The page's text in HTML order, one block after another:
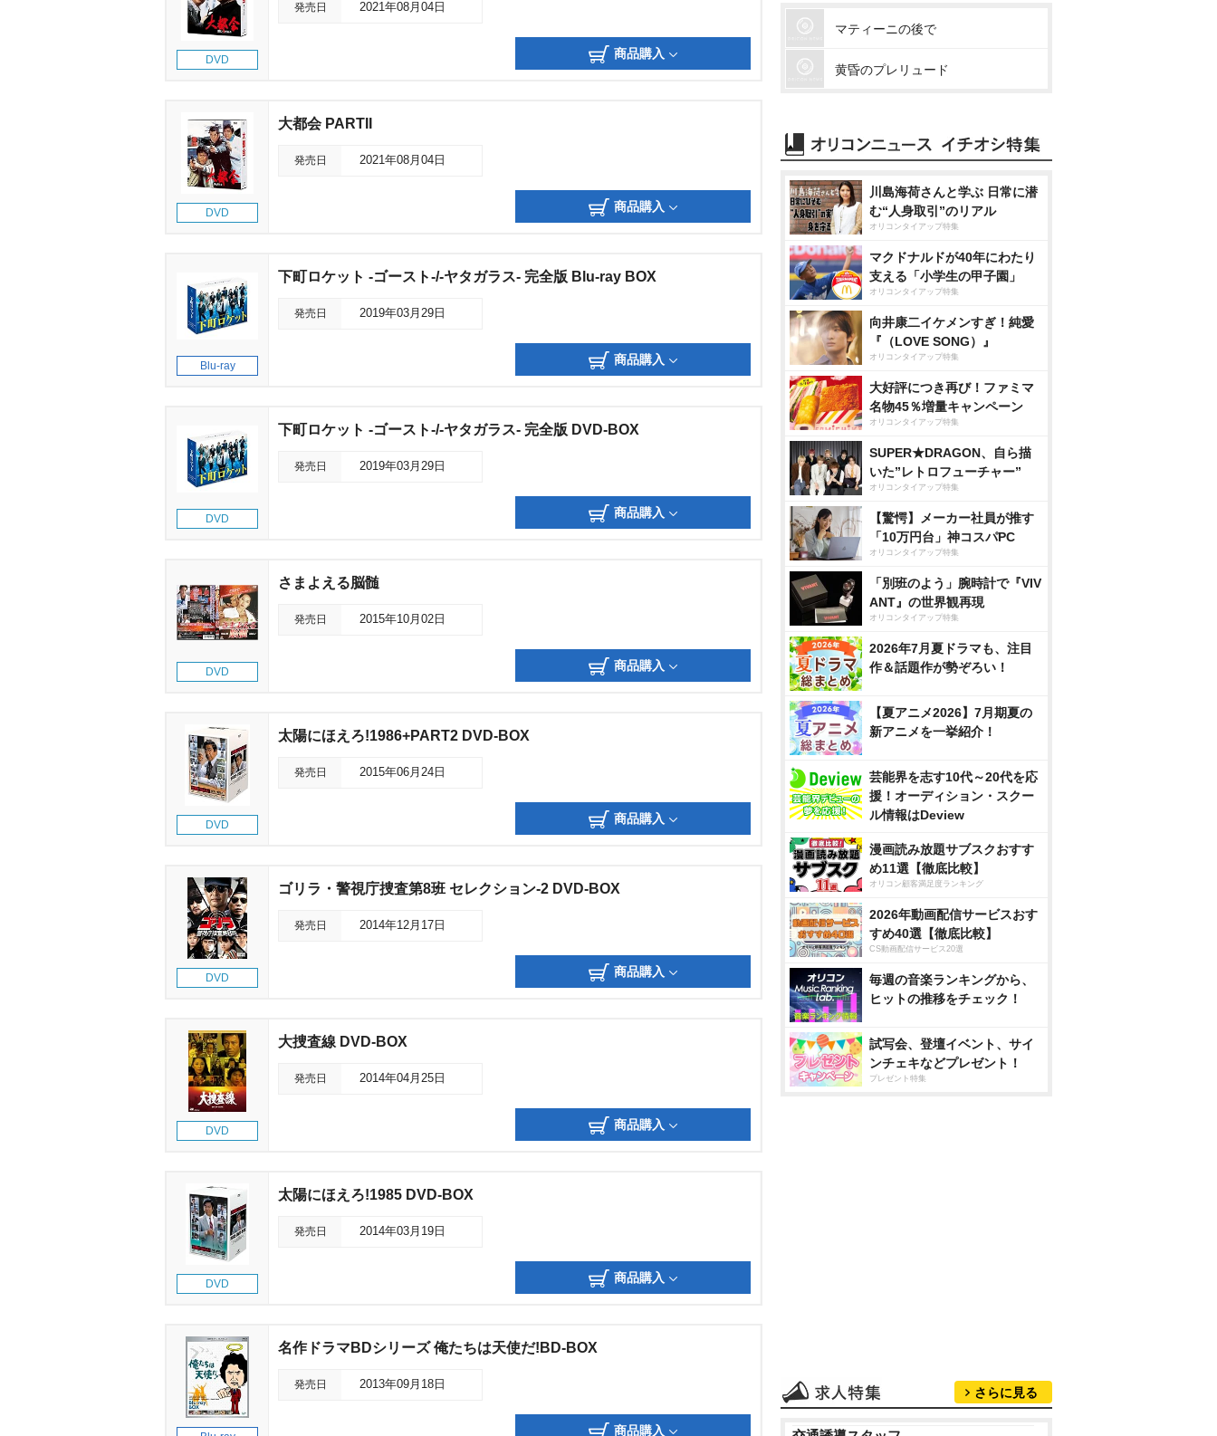
e
DVD
発売日 2021年08月04日
商品購入
DVD
大都会 PARTII
発売日 2021年08月04日
商品購入
Blu-ray
下町ロケット -ゴースト-/-ヤタガラス- 完全版 Blu-ray BOX
発売日 2019年03月29日
商品購入
DVD
下町ロケット -ゴースト-/-ヤタガラス- 完全版 DVD-BOX
発売日 2019年03月29日
商品購入
DVD
さまよえる脳髄
発売日 2015年10月02日
商品購入
DVD
太陽にほえろ!1986+PART2 DVD-BOX
発売日 2015年06月24日
商品購入
DVD
ゴリラ・警視庁捜査第8班 セレクション-2 DVD-BOX
発売日 2014年12月17日
商品購入
DVD
大捜査線 DVD-BOX
発売日 2014年04月25日
商品購入
DVD
太陽にほえろ!1985 DVD-BOX
発売日 2014年03月19日
商品購入
名作ドラマBDシリーズ 俺たちは天使だ!BD-BOX
発売日 2013年09月18日
商品購入
マティーニの後で
黄昏のプレリュード
川島海荷さんと学ぶ 日常に潜
む“人身取引”のリアル
オリコンタイアップ特集
マクドナルドが40年にわたり
支える「小学生の甲子園」
オリコンタイアップ特集
向井康二イケメンすぎ！純愛
『（LOVE SONG）』
オリコンタイアップ特集
大好評につき再び！ファミマ
名物45％増量キャンペーン
オリコンタイアップ特集
SUPER★DRAGON、自ら描
いた”レトロフューチャー”
オリコンタイアップ特集
【驚愕】メーカー社員が推す
「10万円台」神コスパPC
オリコンタイアップ特集
「別班のよう」腕時計で『VIV
ANT』の世界観再現
オリコンタイアップ特集
2026年7月夏ドラマも、注目
作＆話題作が勢ぞろい！
【夏アニメ2026】7月期夏の
新アニメを一挙紹介！
芸能界を志す10代～20代を応
援！オーディション・スクー
ル情報はDeview
漫画読み放題サブスクおすす
め11選【徹底比較】
オリコン顧客満足度ランキング
2026年動画配信サービスおす
すめ40選【徹底比較】
CS動画配信サービス20選
毎週の音楽ランキングから、
ヒットの推移をチェック！
試写会、登壇イベント、サイ
ンチェキなどプレゼント！
プレゼント特集
さらに見る